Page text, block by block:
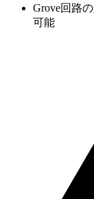
Grove回路
可能